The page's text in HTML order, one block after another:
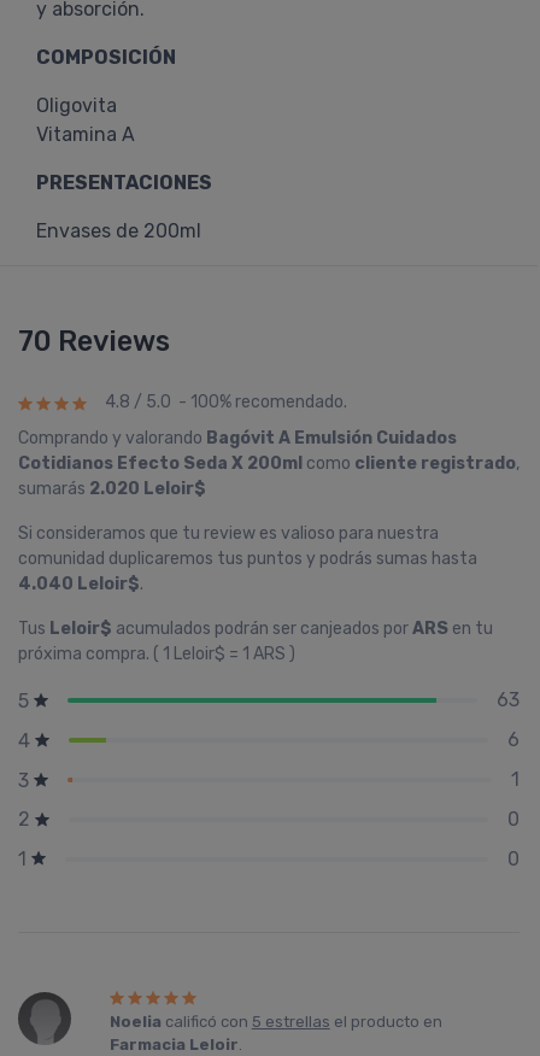
y absorción.
COMPOSICIÓN
Oligovita
Vitamina A
PRESENTACIONES
Envases de 200ml
70 Reviews
4.8 / 5.0 - 100% recomendado.
Comprando y valorando Bagóvit A Emulsión Cuidados
Cotidianos Efecto Seda X 200ml como cliente registrado,
sumarás 2.020 Leloir$
Si consideramos que tu review es valioso para nuestra
comunidad duplicaremos tus puntos y podrás sumas hasta
4.040 Leloir$.
Tus Leloir$ acumulados podrán ser canjeados porARS en tu
próxima compra. ( 1 Leloir$ = 1 ARS )
5
63
4
6
3
1
2
0
1
0
Noelia calificó con 5 estrellas el producto en
Farmacia Leloir.